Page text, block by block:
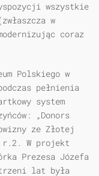
wszystkie
w
coraz
Polskiego w
pełnienia
system
„Donors
ze Złotej
r.2. W projekt
Prezesa Józefa
lat była